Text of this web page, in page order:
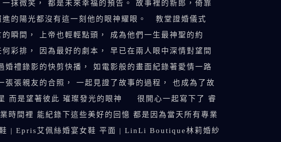
抹微笑， 都是未來幸福的預告。 故事裡的新郎，倚靠
的陽光都沒有這一刻他的眼神耀眼。 教堂證婚儀式
瞬間， 上帝也輕輕點頭， 成為他們一生最神聖的約
彩排， 因為最好的劇本， 早已在兩人眼中深情對望間
禮錄影的快剪快播， 如電影般的畫面紀錄著愛情一路
張親友的合照， 一起見證了故事的過程， 也成為了故
而是望著彼此 璀璨發光的眼神 很開心一起寫下了 睿
時間裡 能紀錄下這些美好的回憶 都是因為當天所有專業
Epris艾佩絲婚宴女鞋 平面 | LinLi Boutique林莉婚紗